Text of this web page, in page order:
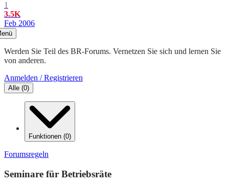
1
3.5K
Feb 2006
Werden Sie Teil des BR-Forums. Vernetzen Sie sich und lernen Sie
von anderen.
Anmelden / Registrieren
Alle (0)
Funktionen (0)
Forumsregeln
Seminare für Betriebsräte